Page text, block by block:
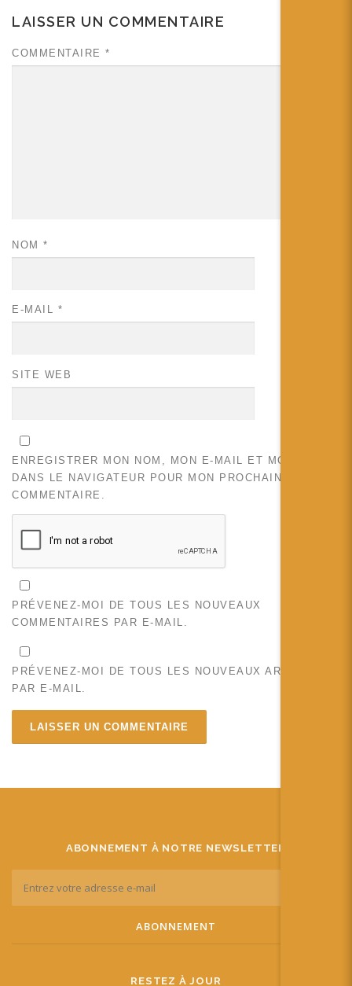
LAISSER UN COMMENTAIRE
COMMENTAIRE *
NOM *
E-MAIL *
SITE WEB
ENREGISTRER MON NOM, MON E-MAIL ET MON SITE
DANS LE NAVIGATEUR POUR MON PROCHAIN
COMMENTAIRE.
PRÉVENEZ-MOI DE TOUS LES NOUVEAUX
COMMENTAIRES PAR E-MAIL.
PRÉVENEZ-MOI DE TOUS LES NOUVEAUX ARTICLES
PAR E-MAIL.
ABONNEMENT À NOTRE NEWSLETTER
RESTEZ À JOUR